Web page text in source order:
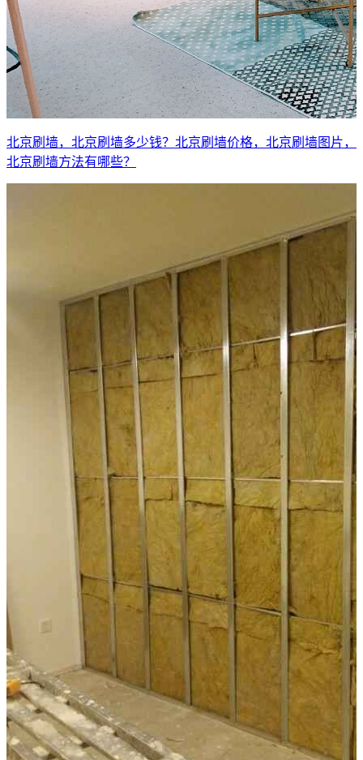
北京刷墙，北京刷墙多少钱？北京刷墙价格，北京刷墙图片，
北京刷墙方法有哪些？